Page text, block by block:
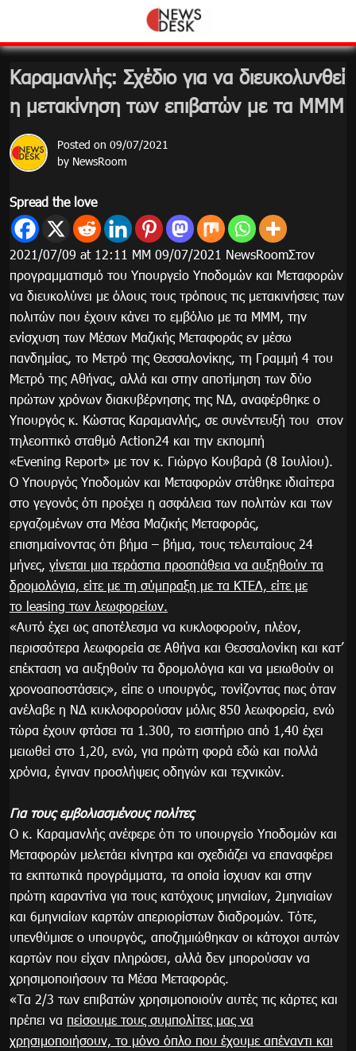
content
Καραμανλής: Σχέδιο για να διευκολυνθεί
η μετακίνηση των επιβατών με τα ΜΜΜ
Posted on 09/07/2021
by NewsRoom
Spread the love
2021/07/09 at 12:11 ΜΜ 09/07/2021 NewsRoomΣτον
προγραμματισμό του Υπουργείο Υποδομών και Μεταφορών
να διευκολύνει με όλους τους τρόπους τις μετακινήσεις των
πολιτών που έχουν κάνει το εμβόλιο με τα ΜΜΜ, την
ενίσχυση των Μέσων Μαζικής Μεταφοράς εν μέσω
πανδημίας, το Μετρό της Θεσσαλονίκης, τη Γραμμή 4 του
Μετρό της Αθήνας, αλλά και στην αποτίμηση των δύο
πρώτων χρόνων διακυβέρνησης της ΝΔ, αναφέρθηκε ο
Υπουργός κ. Κώστας Καραμανλής, σε συνέντευξή του στον
τηλεοπτικό σταθμό Action24 και την εκπομπή
«Evening Report» με τον κ. Γιώργο Κουβαρά (8 Ιουλίου).
Ο Υπουργός Υποδομών και Μεταφορών στάθηκε ιδιαίτερα
στο γεγονός ότι προέχει η ασφάλεια των πολιτών και των
εργαζομένων στα Μέσα Μαζικής Μεταφοράς,
επισημαίνοντας ότι βήμα – βήμα, τους τελευταίους 24
μήνες, γίνεται μια τεράστια προσπάθεια να αυξηθούν τα
δρομολόγια, είτε με τη σύμπραξη με τα ΚΤΕΛ, είτε με
το leasing των λεωφορείων.
«Αυτό έχει ως αποτέλεσμα να κυκλοφορούν, πλέον,
περισσότερα λεωφορεία σε Αθήνα και Θεσσαλονίκη και κατ’
επέκταση να αυξηθούν τα δρομολόγια και να μειωθούν οι
χρονοαποστάσεις», είπε ο υπουργός, τονίζοντας πως όταν
ανέλαβε η ΝΔ κυκλοφορούσαν μόλις 850 λεωφορεία, ενώ
τώρα έχουν φτάσει τα 1.300, το εισιτήριο από 1,40 έχει
μειωθεί στο 1,20, ενώ, για πρώτη φορά εδώ και πολλά
χρόνια, έγιναν προσλήψεις οδηγών και τεχνικών.
Για τους εμβολιασμένους πολίτες
Ο κ. Καραμανλής ανέφερε ότι το υπουργείο Υποδομών και
Μεταφορών μελετάει κίνητρα και σχεδιάζει να επαναφέρει
τα εκπτωτικά προγράμματα, τα οποία ίσχυαν και στην
πρώτη καραντίνα για τους κατόχους μηνιαίων, 2μηνιαίων
και 6μηνιαίων καρτών απεριορίστων διαδρομών. Τότε,
υπενθύμισε ο υπουργός, αποζημιώθηκαν οι κάτοχοι αυτών
καρτών που είχαν πληρώσει, αλλά δεν μπορούσαν να
χρησιμοποιήσουν τα Μέσα Μεταφοράς.
«Τα 2/3 των επιβατών χρησιμοποιούν αυτές τις κάρτες και
πρέπει να πείσουμε τους συμπολίτες μας να
χρησιμοποιήσουν, το μόνο όπλο που έχουμε απέναντι και